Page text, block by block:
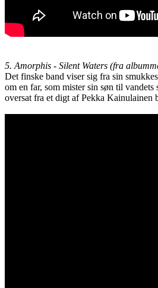
5. Amorphis - Silent Waters (fra
Det finske band viser sig fra sin
om en far, som mister sin søn til
oversat fra et digt af Pekka Kainulainen